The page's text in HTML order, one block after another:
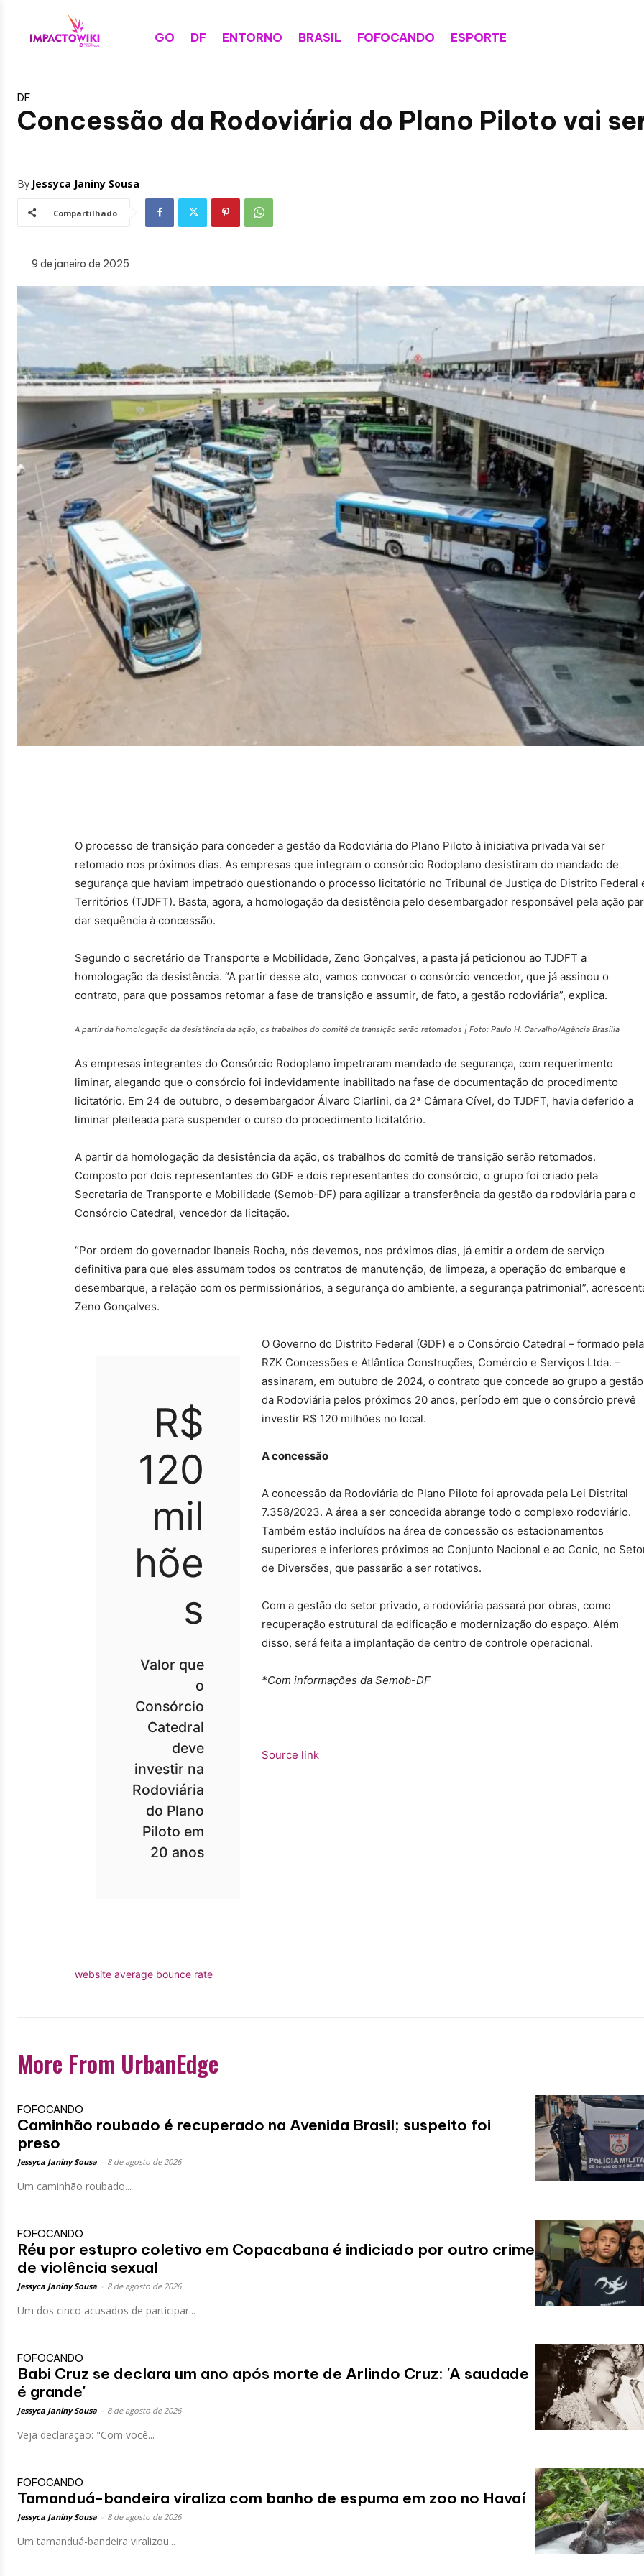
GO DF ENTORNO BRASIL FOFOCANDO ESPORTE
DF
Concessão da Rodoviária do Plano Piloto vai
By Jessyca Janiny Sousa
Compartilhado
9 de janeiro de 2025
O processo de transição para conceder a gestão da Rodoviária do Plano Piloto à iniciativa privada vai ser
retomado nos próximos dias. As empresas que integram o consórcio Rodoplano desistiram do mandado de
segurança que haviam impetrado questionando o processo licitatório no Tribunal de Justiça do Distrito Federal
Territórios (TJDFT). Basta, agora, a homologação da desistência pelo desembargador responsável pela ação
dar sequência à concessão.
Segundo o secretário de Transporte e Mobilidade, Zeno Gonçalves, a pasta já peticionou ao TJDFT a
homologação da desistência. “A partir desse ato, vamos convocar o consórcio vencedor, que já assinou o
contrato, para que possamos retomar a fase de transição e assumir, de fato, a gestão rodoviária”, explica.
A partir da homologação da desistência da ação, os trabalhos do comitê de transição serão retomados | Foto: Paulo H. Carvalho/Agência Brasília
As empresas integrantes do Consórcio Rodoplano impetraram mandado de segurança, com requerimento
liminar, alegando que o consórcio foi indevidamente inabilitado na fase de documentação do procedimento
licitatório. Em 24 de outubro, o desembargador Álvaro Ciarlini, da 2ª Câmara Cível, do TJDFT, havia deferido a
liminar pleiteada para suspender o curso do procedimento licitatório.
A partir da homologação da desistência da ação, os trabalhos do comitê de transição serão retomados.
Composto por dois representantes do GDF e dois representantes do consórcio, o grupo foi criado pela
Secretaria de Transporte e Mobilidade (Semob-DF) para agilizar a transferência da gestão da rodoviária para o
Consórcio Catedral, vencedor da licitação.
“Por ordem do governador Ibaneis Rocha, nós devemos, nos próximos dias, já emitir a ordem de serviço
definitiva para que eles assumam todos os contratos de manutenção, de limpeza, a operação do embarque e
desembarque, a relação com os permissionários, a segurança do ambiente, a segurança patrimonial”,
Zeno Gonçalves.
R$
120
mil
hõe
s
Valor que
o
Consórcio
Catedral
deve
investir na
Rodoviária
do Plano
Piloto em
20 anos
O Governo do Distrito Federal (GDF) e o Consórcio Catedral – formado pela
RZK Concessões e Atlântica Construções, Comércio e Serviços Ltda. –
assinaram, em outubro de 2024, o contrato que concede ao grupo a gestão
da Rodoviária pelos próximos 20 anos, período em que o consórcio prevê
investir R$ 120 milhões no local.
A concessão
A concessão da Rodoviária do Plano Piloto foi aprovada pela Lei Distrital
7.358/2023. A área a ser concedida abrange todo o complexo rodoviário.
Também estão incluídos na área de concessão os estacionamentos
superiores e inferiores próximos ao Conjunto Nacional e ao Conic, no
de Diversões, que passarão a ser rotativos.
Com a gestão do setor privado, a rodoviária passará por obras, como
recuperação estrutural da edificação e modernização do espaço. Além
disso, será feita a implantação de centro de controle operacional.
*Com informações da Semob-DF
Source link
website average bounce rate
More From UrbanEdge
FOFOCANDO
Caminhão roubado é recuperado na Avenida Brasil; suspeito foi
preso
Jessyca Janiny Sousa 8 de agosto de 2026
Um caminhão roubado...
FOFOCANDO
Réu por estupro coletivo em Copacabana é indiciado por outro crime
de violência sexual
Jessyca Janiny Sousa 8 de agosto de 2026
Um dos cinco acusados de participar...
FOFOCANDO
Babi Cruz se declara um ano após morte de Arlindo Cruz: 'A saudade
é grande'
Jessyca Janiny Sousa 8 de agosto de 2026
Veja declaração: "Com você...
FOFOCANDO
Tamanduá-bandeira viraliza com banho de espuma em zoo no Havaí
Jessyca Janiny Sousa 8 de agosto de 2026
Um tamanduá-bandeira viralizou...